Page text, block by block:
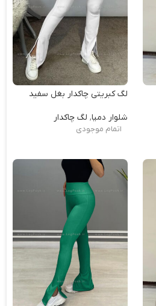
لگ کبریتی چاکدار بغل سفید
شلوار دمپا, لگ چاکدار
اتمام موجودی